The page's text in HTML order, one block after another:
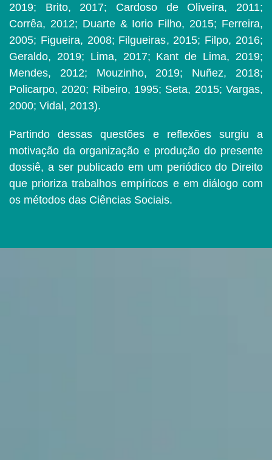
2019; Brito, 2017; Cardoso de Oliveira, 2011;
Corrêa, 2012; Duarte & Iorio Filho, 2015; Ferreira,
2005; Figueira, 2008; Filgueiras, 2015; Filpo, 2016;
Geraldo, 2019; Lima, 2017; Kant de Lima, 2019;
Mendes, 2012; Mouzinho, 2019; Nuñez, 2018;
Policarpo, 2020; Ribeiro, 1995; Seta, 2015; Vargas,
2000; Vidal, 2013).
Partindo dessas questões e reflexões surgiu a
motivação da organização e produção do presente
dossiê, a ser publicado em um periódico do Direito
que prioriza trabalhos empíricos e em diálogo com
os métodos das Ciências Sociais.